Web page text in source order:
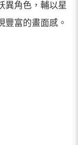
異角色，輔以星
豐富的畫面感。